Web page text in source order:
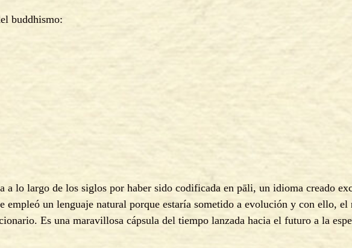
buddhismo:
a lo largo de los siglos por haber sido codificada en pāli, un idioma creado
empleó un lenguaje natural porque estaría sometido a evolución y con ello, el
Es una maravillosa cápsula del tiempo lanzada hacia el futuro a la